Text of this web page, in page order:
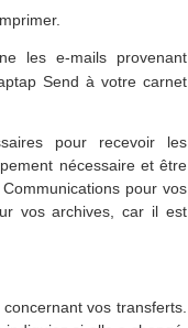
les e-mails provenant
Send à votre carnet
pour recevoir les
nécessaire et être
pour vos
vos archives, car il est
vos transferts.